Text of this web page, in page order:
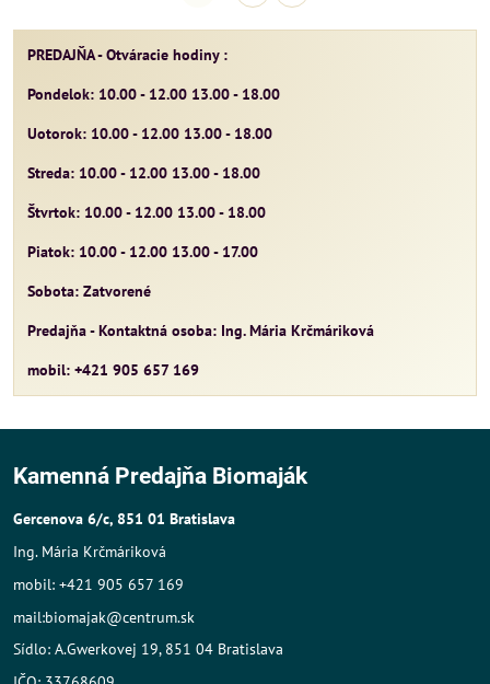
PREDAJŇA - Otváracie hodiny :
Pondelok: 10.00 - 12.00 13.00 - 18.00
Uotorok: 10.00 - 12.00 13.00 - 18.00
Streda: 10.00 - 12.00 13.00 - 18.00
Štvrtok: 10.00 - 12.00 13.00 - 18.00
Piatok: 10.00 - 12.00 13.00 - 17.00
Sobota: Zatvorené
Predajňa - Kontaktná osoba: Ing. Mária Krčmáriková
mobil: +421 905 657 169
Kamenná Predajňa Biomaják
Gercenova 6/c, 851 01 Bratislava
Ing. Mária Krčmáriková
mobil: +421 905 657 169
mail:biomajak@centrum.sk
Sídlo: A.Gwerkovej 19, 851 04 Bratislava